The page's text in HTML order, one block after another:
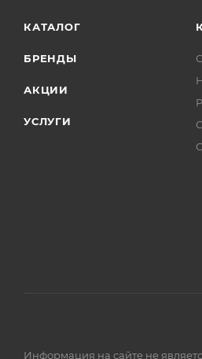
КАТАЛОГ
БРЕНДЫ
АКЦИИ
УСЛУГИ
Информация на сайте не